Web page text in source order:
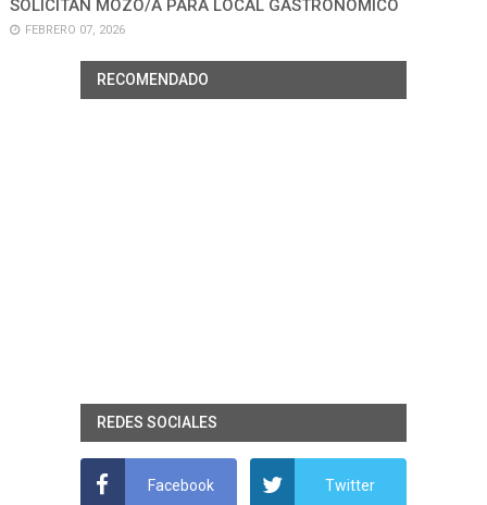
SOLICITAN MOZO/A PARA LOCAL GASTRONÓMICO
FEBRERO 07, 2026
RECOMENDADO
REDES SOCIALES
Facebook Twitter